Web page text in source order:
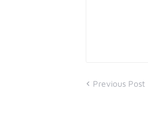
Previous Post